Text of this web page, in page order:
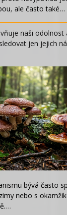
ale často také…
naši odolnost
jen jejich
bývá často
nebo s